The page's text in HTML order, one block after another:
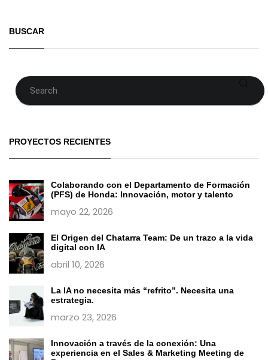
BUSCAR
Buscar
PROYECTOS RECIENTES
Colaborando con el Departamento de Formación
(PFS) de Honda: Innovación, motor y talento
mayo 22, 2026
El Origen del Chatarra Team: De un trazo a la vida
digital con IA
abril 10, 2026
La IA no necesita más “refrito”. Necesita una
estrategia.
marzo 23, 2026
Innovación a través de la conexión: Una
experiencia en el Sales & Marketing Meeting de